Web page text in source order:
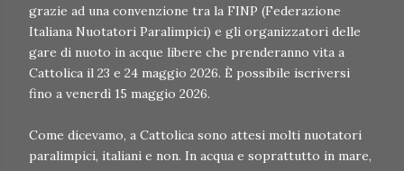
grazie ad una convenzione tra la FINP (Federazione
Italiana Nuotatori Paralimpici) e gli organizzatori delle
gare di nuoto in acque libere che prenderanno vita a
Cattolica il 23 e 24 maggio 2026. È possibile iscriversi
fino a venerdì 15 maggio 2026.
Come dicevamo, a Cattolica sono attesi molti nuotatori
paralimpici, italiani e non. In acqua e soprattutto in mare,